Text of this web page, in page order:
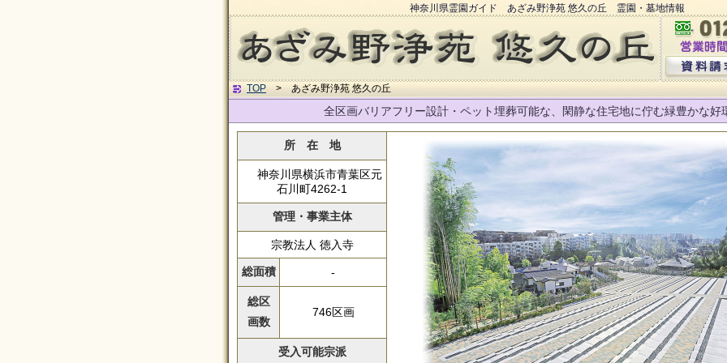
神奈川県霊園ガイド あざみ野浄苑 悠久の丘 霊園・墓地情報
TOP > あざみ野浄苑 悠久の丘
全区画バリアフリー設計・ペット埋葬可能な、閑静な住宅地に佇む緑豊かな好
所 在 地
神奈川県横浜市青葉区元
石川町4262-1
管理・事業主体
宗教法人 徳入寺
総面積 -
総区
画数
746区画
受入可能宗派